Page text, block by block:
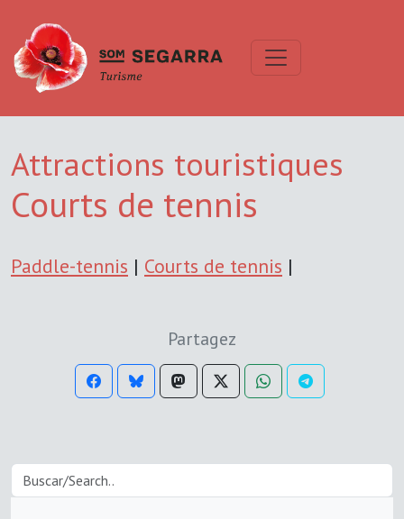
Attractions touristiques
Courts de tennis
Paddle-tennis | Courts de tennis |
Partagez